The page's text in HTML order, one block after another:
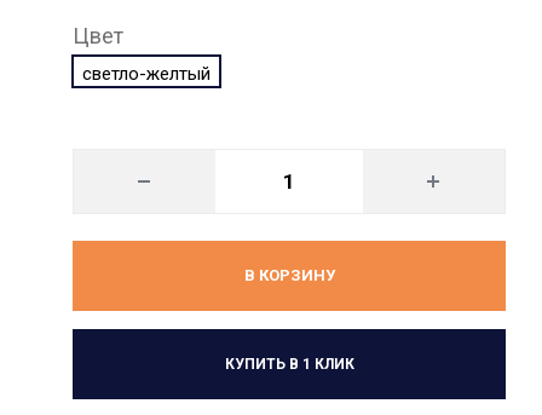
Цвет
светло-желтый
В КОРЗИНУ
КУПИТЬ В 1 КЛИК